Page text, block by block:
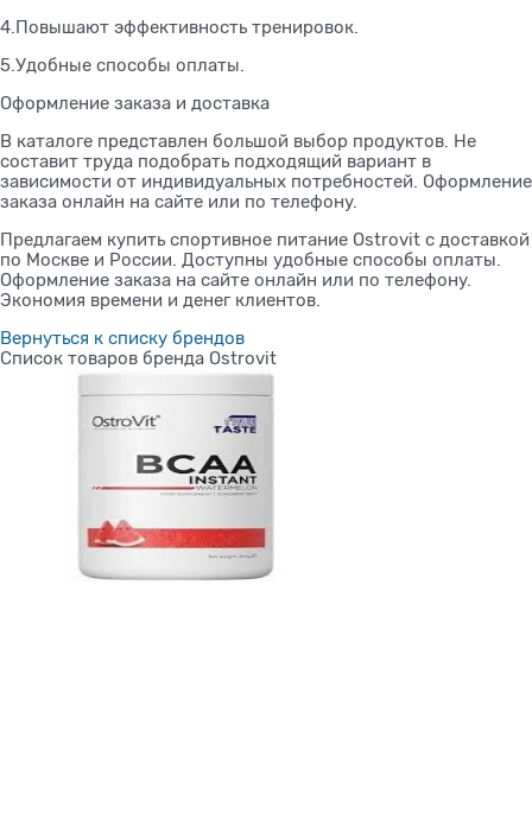
4.Повышают эффективность тренировок.
5.Удобные способы оплаты.
Оформление заказа и доставка
В каталоге представлен большой выбор продуктов. Не
составит труда подобрать подходящий вариант в
зависимости от индивидуальных потребностей. Оформление
заказа онлайн на сайте или по телефону.
Предлагаем купить спортивное питание Ostrovit с доставкой
по Москве и России. Доступны удобные способы оплаты.
Оформление заказа на сайте онлайн или по телефону.
Экономия времени и денег клиентов.
Вернуться к списку брендов
Список товаров бренда Ostrovit